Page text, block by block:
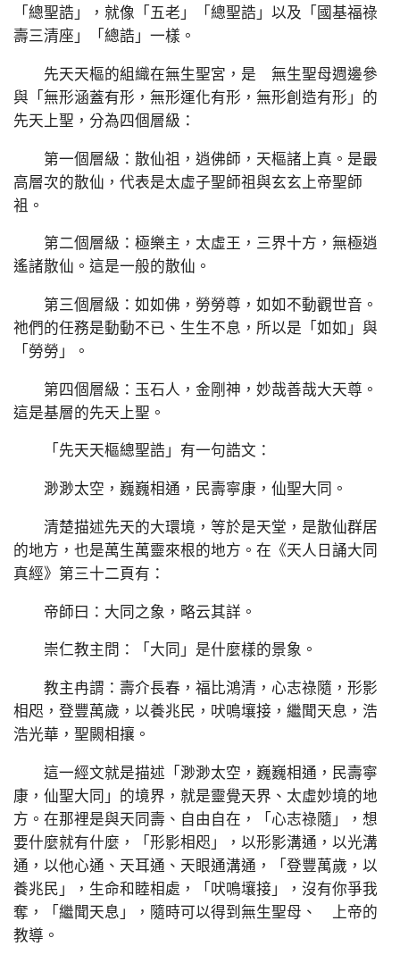
「總聖誥」，就像「五老」「總聖誥」以及「國基福祿
壽三清座」「總誥」一樣。
先天天樞的組織在無生聖宮，是 無生聖母週邊參
與「無形涵蓋有形，無形運化有形，無形創造有形」的
先天上聖，分為四個層級：
第一個層級：散仙祖，逍佛師，天樞諸上真。是最
高層次的散仙，代表是太虛子聖師祖與玄玄上帝聖師
袓。
第二個層級：極樂主，太虛王，三界十方，無極逍
遙諸散仙。這是一般的散仙。
第三個層級：如如佛，勞勞尊，如如不動觀世音。
祂們的任務是動動不已、生生不息，所以是「如如」與
「勞勞」。
第四個層級：玉石人，金剛神，妙哉善哉大天尊。
這是基層的先天上聖。
「先天天樞總聖誥」有一句誥文：
渺渺太空，巍巍相通，民壽寧康，仙聖大同。
清楚描述先天的大環境，等於是天堂，是散仙群居
的地方，也是萬生萬靈來根的地方。在《天人日誦大同
真經》第三十二頁有：
帝師曰：大同之象，略云其詳。
崇仁教主問：「大同」是什麼樣的景象。
教主冉謂：壽介長春，福比鴻清，心志祿隨，形影
相咫，登豐萬歲，以養兆民，吠鳴壤接，繼聞天息，浩
浩光華，聖闕相攘。
這一經文就是描述「渺渺太空，巍巍相通，民壽寧
康，仙聖大同」的境界，就是靈覺天界、太虛妙境的地
方。在那裡是與天同壽、自由自在，「心志祿隨」，想
要什麼就有什麼，「形影相咫」，以形影溝通，以光溝
通，以他心通、天耳通、天眼通溝通，「登豐萬歲，以
養兆民」，生命和睦相處，「吠鳴壤接」，沒有你爭我
奪，「繼聞天息」，隨時可以得到無生聖母、 上帝的
教導。